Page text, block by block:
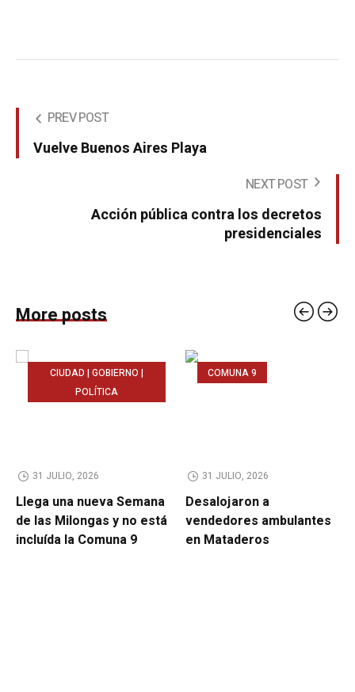
PREV POST
Vuelve Buenos Aires Playa
NEXT POST
Acción pública contra los decretos
presidenciales
More posts
CIUDAD | GOBIERNO |
POLÍTICA
31 JULIO, 2026
Llega una nueva Semana
de las Milongas y no está
incluída la Comuna 9
COMUNA 9
31 JULIO, 2026
Desalojaron a
vendedores ambulantes
en Mataderos